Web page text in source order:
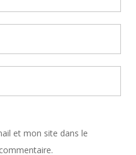
et mon site dans le